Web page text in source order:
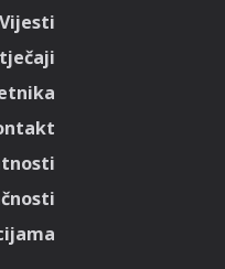
Vijesti